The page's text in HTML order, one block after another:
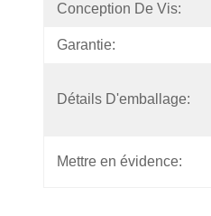
Conception De Vis:
Garantie:
Détails D'emballage:
Mettre en évidence: